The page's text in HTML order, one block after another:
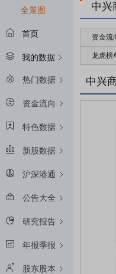
全景图
首页
我的数据
热门数据
资金流向
特色数据
新股数据
沪深港通
公告大全
研究报告
年报季报
股东股本
中兴
资金流
龙虎榜
中兴